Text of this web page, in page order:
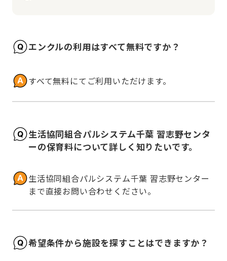
エンクルの利用はすべて無料ですか？
すべて無料にてご利用いただけます。
生活協同組合パルシステム千葉 習志野センタ
ーの保育料について詳しく知りたいです。
生活協同組合パルシステム千葉 習志野センター
まで直接お問い合わせください。
希望条件から施設を探すことはできますか？